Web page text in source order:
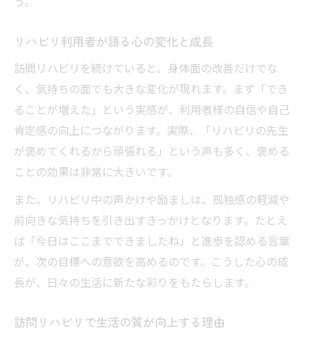
リハビリ利用者が語る心の変化と成長
訪問リハビリを続けていると、身体面の改善だけでな
く、気持ちの面でも大きな変化が現れます。まず「でき
ることが増えた」という実感が、利用者様の自信や自己
肯定感の向上につながります。実際、「リハビリの先生
が褒めてくれるから頑張れる」という声も多く、褒める
ことの効果は非常に大きいです。
また、リハビリ中の声かけや励ましは、孤独感の軽減や
前向きな気持ちを引き出すきっかけとなります。たとえ
ば「今日はここまでできましたね」と進歩を認める言葉
が、次の目標への意欲を高めるのです。こうした心の成
長が、日々の生活に新たな彩りをもたらします。
訪問リハビリで生活の質が向上する理由